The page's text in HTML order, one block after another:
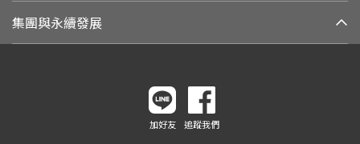
集團與永續發展
加好友 追蹤我們